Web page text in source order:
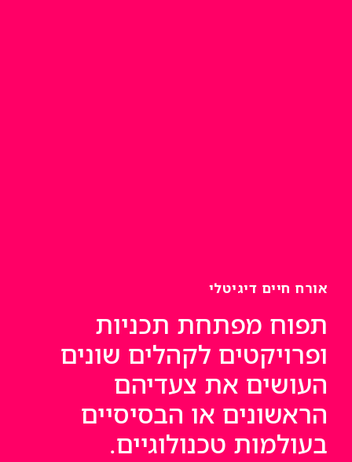
אורח חיים דיגיטלי
תפוח מפתחת תכניות
ופרויקטים לקהלים שונים
העושים את צעדיהם
הראשונים או הבסיסיים
בעולמות טכנולוגיים.